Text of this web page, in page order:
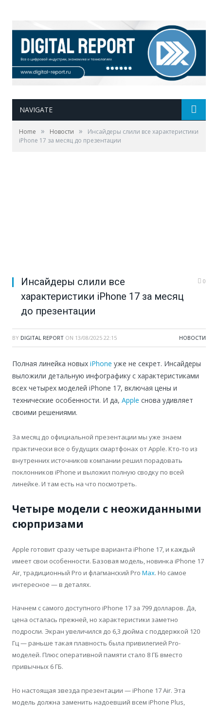
NAVIGATE
Home » Новости »
Инсайдеры слили все характеристики
iPhone 17 за месяц до презентации
Инсайдеры слили все
характеристики iPhone 17 за месяц
до презентации
0
BY DIGITAL REPORT ON 13/08/2025 22:15 НОВОСТИ
Полная линейка новых iPhone уже не секрет. Инсайдеры
выложили детальную инфографику с характеристиками
всех четырех моделей iPhone 17, включая цены и
технические особенности. И да, Apple снова удивляет
своими решениями.
За месяц до официальной презентации мы уже знаем
практически все о будущих смартфонах от Apple. Кто-то из
внутренних источников компании решил порадовать
поклонников iPhone и выложил полную сводку по всей
линейке. И там есть на что посмотреть.
Четыре модели с неожиданными
сюрпризами
Apple готовит сразу четыре варианта iPhone 17, и каждый
имеет свои особенности. Базовая модель, новинка iPhone 17
Air, традиционный Pro и флагманский Pro Max. Но самое
интересное — в деталях.
Начнем с самого доступного iPhone 17 за 799 долларов. Да,
цена осталась прежней, но характеристики заметно
подросли. Экран увеличился до 6,3 дюйма с поддержкой 120
Гц — раньше такая плавность была привилегией Pro-
моделей. Плюс оперативной памяти стало 8 ГБ вместо
привычных 6 ГБ.
Но настоящая звезда презентации — iPhone 17 Air. Эта
модель должна заменить надоевший всем iPhone Plus,